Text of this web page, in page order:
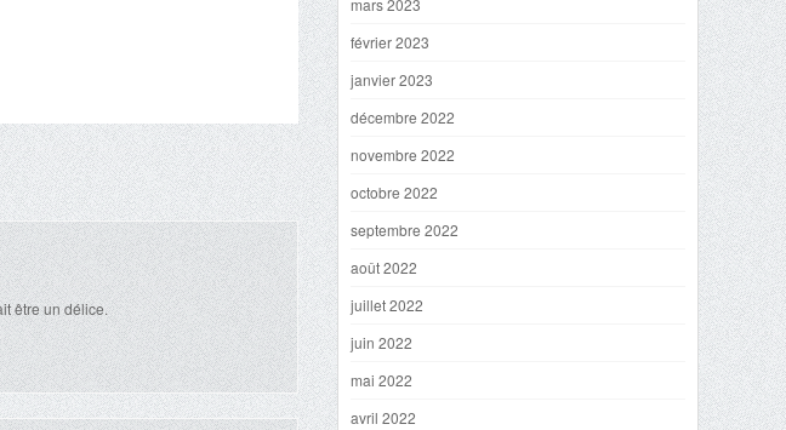
être un délice.
mars 2023
février 2023
janvier 2023
décembre 2022
novembre 2022
octobre 2022
septembre 2022
août 2022
juillet 2022
juin 2022
mai 2022
avril 2022